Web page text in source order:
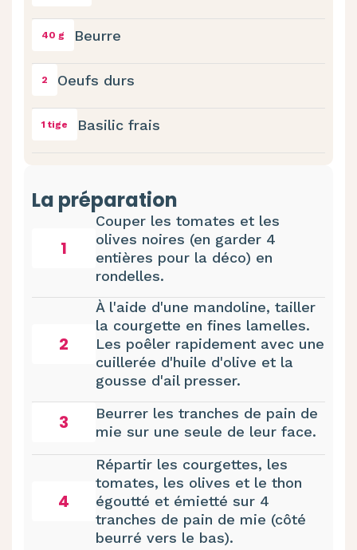
40 g Beurre
2 Oeufs durs
1 tige Basilic frais
La préparation
1
Couper les tomates et les
olives noires (en garder 4
entières pour la déco) en
rondelles.
2
À l'aide d'une mandoline, tailler
la courgette en fines lamelles.
Les poêler rapidement avec une
cuillerée d'huile d'olive et la
gousse d'ail presser.
3
Beurrer les tranches de pain de
mie sur une seule de leur face.
4
Répartir les courgettes, les
tomates, les olives et le thon
égoutté et émietté sur 4
tranches de pain de mie (côté
beurré vers le bas).